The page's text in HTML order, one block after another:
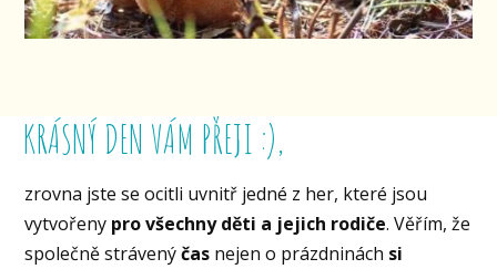
KRÁSNÝ DEN VÁM PŘEJI :),
zrovna jste se ocitli uvnitř jedné z her, které jsou
vytvořeny pro všechny děti a jejich rodiče. Věřím, že
společně strávenýčas nejen o prázdninách si